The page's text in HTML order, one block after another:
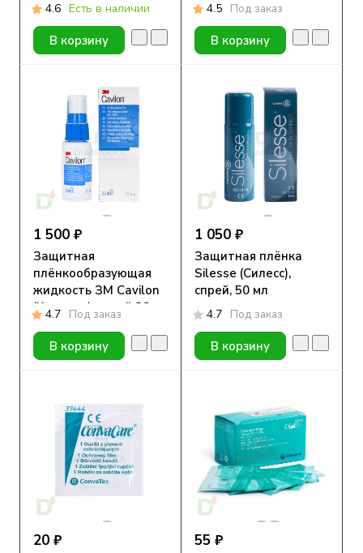
4.6 Есть в наличии
В корзину
4.5 Под заказ
В корзину
1 500 ₽
Защитная
плёнкообразующая
жидкость ЗM Cavilon
(Кавилон), спрей 28
мл
4.7 Под заказ
В корзину
1 050 ₽
Защитная плёнка
Silesse (Силесс),
спрей, 50 мл
4.7 Под заказ
В корзину
20 ₽ 55 ₽